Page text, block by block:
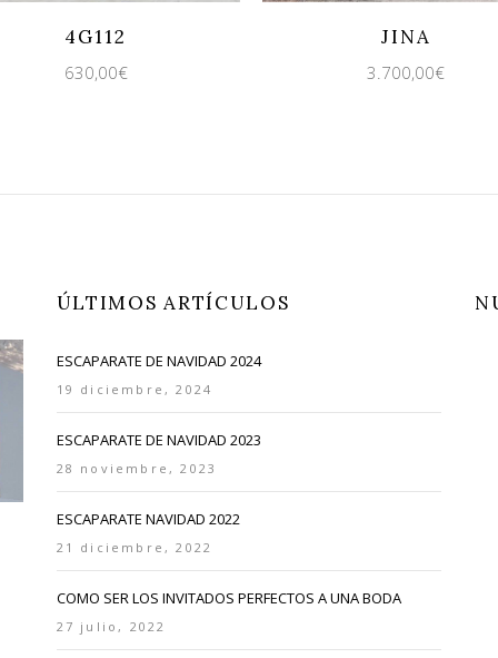
4G112
630,00€
JINA
3.700,00€
ÚLTIMOS ARTÍCULOS
ESCAPARATE DE NAVIDAD 2024
19 diciembre, 2024
ESCAPARATE DE NAVIDAD 2023
28 noviembre, 2023
ESCAPARATE NAVIDAD 2022
21 diciembre, 2022
COMO SER LOS INVITADOS PERFECTOS A UNA BODA
27 julio, 2022